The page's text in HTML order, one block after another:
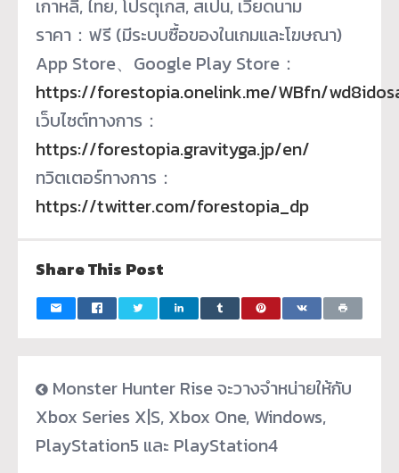
เกาหลี, ไทย, โปรตุเกส, สเปน, เวียดนาม
ราคา：ฟรี (มีระบบซื้อของในเกมและโฆษณา)
App Store、Google Play Store：
https://forestopia.onelink.me/WBfn/
เว็บไซต์ทางการ：
https://forestopia.gravityga.jp/en/
ทวิตเตอร์ทางการ：
https://twitter.com/forestopia_dp
Share This Post
Monster Hunter Rise จะวางจำหน่ายให้กับ
Xbox Series X|S, Xbox One, Windows,
PlayStation5 และ PlayStation4